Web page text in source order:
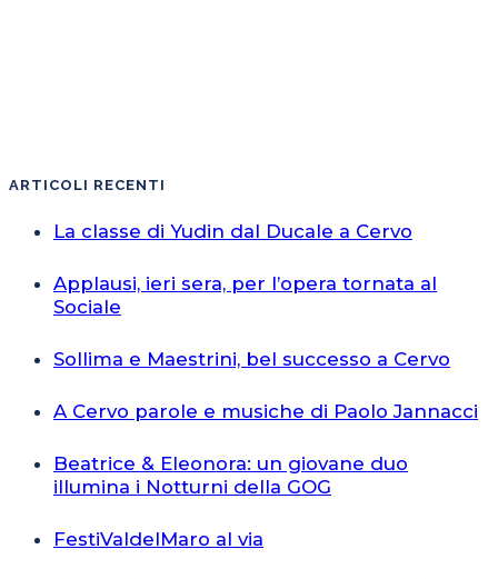
ARTICOLI RECENTI
La classe di Yudin dal Ducale a Cervo
Applausi, ieri sera, per l’opera tornata al
Sociale
Sollima e Maestrini, bel successo a Cervo
A Cervo parole e musiche di Paolo Jannacci
Beatrice & Eleonora: un giovane duo
illumina i Notturni della GOG
FestiValdelMaro al via